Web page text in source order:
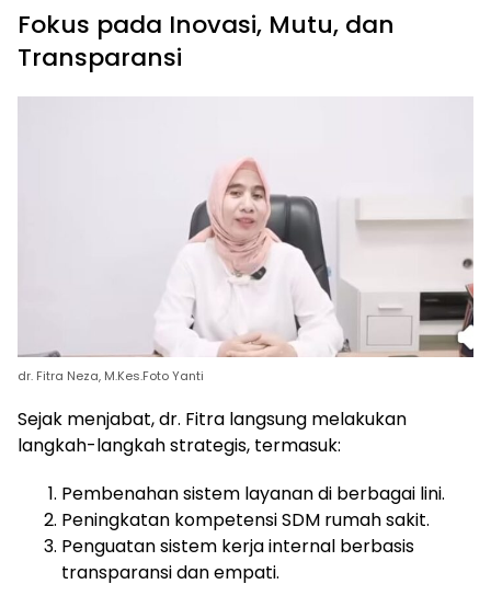
Fokus pada Inovasi, Mutu, dan
Transparansi
dr. Fitra Neza, M.Kes.Foto Yanti
Sejak menjabat, dr. Fitra langsung melakukan
langkah-langkah strategis, termasuk:
Pembenahan sistem layanan di berbagai lini.
Peningkatan kompetensi SDM rumah sakit.
Penguatan sistem kerja internal berbasis
transparansi dan empati.